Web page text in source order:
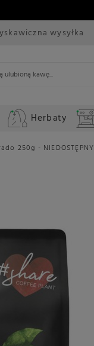
wysyłka
Herbaty
250g - NIEDOSTĘPNY